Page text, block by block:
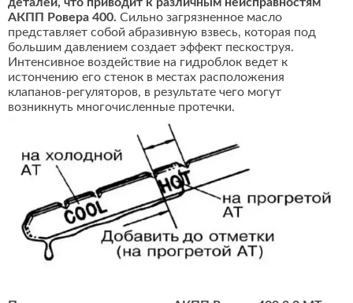
АКПП Ровера 400. Сильно загрязненное масло
представляет собой абразивную взвесь, которая под
большим давлением создает эффект пескоструя.
Интенсивное воздействие на гидроблок ведет к
истончению его стенок в местах расположения
клапанов-регуляторов, в результате чего могут
возникнуть многочисленные протечки.